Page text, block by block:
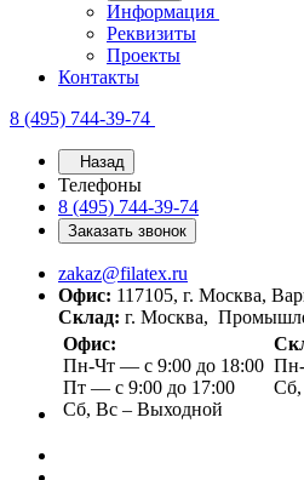
Информация
Реквизиты
Проекты
Контакты
8 (495) 744-39-74
Назад
Телефоны
8 (495) 744-39-74
Заказать звонок
zakaz@filatex.ru
Офис: 117105, г. Москва,
Склад: г. Москва,
Офис:
Пн-Чт — с 9:00 до 18:00
Пт — с 9:00 до 17:00
Сб, Вс – Выходной
Сб,